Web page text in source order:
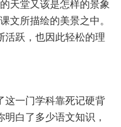
天堂又该是怎样的景象
文所描绘的美景之中。
活跃，也因此轻松的理
一门学科靠死记硬背
白了多少语文知识，